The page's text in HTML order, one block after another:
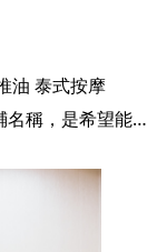
油 泰式按摩
位於旺角的 Bee Spa 之所以以 Bee 作店鋪名稱，是希望能夠給予像蜜蜂般忙碌和勤奮的都市人一個溫暖且舒適的安樂窩。雖然 Bee Spa 位於鬧市，卻隔絕了城市的喧鬧，為都市人留下一個安靜舒適的環境，盡情享受專業到位的按摩服務，享受一番星級的 SPA 體驗，再次充滿電，迎接新挑戰。